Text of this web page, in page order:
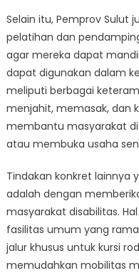
Selain itu, Pemprov Sulut
pelatihan dan
agar mereka dapat
dapat digunakan dalam
meliputi berbagai
menjahit, memasak, dan
membantu masyarakat
atau membuka usaha
Tindakan konkret lainnya
adalah dengan
masyarakat disabilitas.
fasilitas umum yang
jalur khusus untuk kursi
memudahkan mobilitas